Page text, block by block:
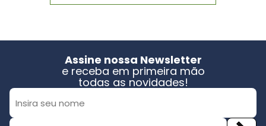
Assine nossa Newsletter
e receba em primeira mão
todas as novidades!